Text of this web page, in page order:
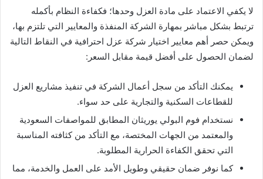
لا يكفي الاعتماد على مادة العزل وحدها؛ فكفاءة النظام بأكمله
ترتبط بشكل مباشر بمهارة الشركة المنفذة والمعايير التي تلتزم بها،
ويمكن حصر أهم معايير اختيار شركة عزل احترافية في النقاط التالية
لضمان الحصول على أفضل قيمة مقابل السعر:
يمكنك التأكد من سجل أعمال الشركة في تنفيذ مشاريع العزل
للقطاعات السكنية والتجارية على حد سواء.
نستخدام فوم البولي يوريثان المطابق للمواصفات السعودية
والمعتمد من الجهات المختصة، مع التأكد من كثافته المناسبة
التي تحقق الكفاءة الحرارية المطلوبة.
كما نوفر ضمان حقيقي وطويل الأمد على العمل والخدمة، مما